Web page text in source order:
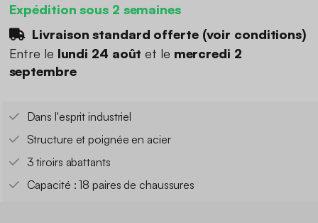
Expédition sous 2 semaines
Livraison standard offerte (voir conditions)
Entre le lundi 24 août et le mercredi 2
septembre
Dans l'esprit industriel
Structure et poignée en acier
3 tiroirs abattants
Capacité : 18 paires de chaussures